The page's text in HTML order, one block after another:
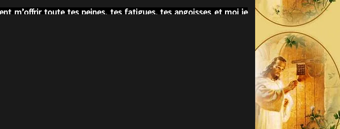
m’offrir toute tes peines, tes fatigues, tes angoisses et moi je